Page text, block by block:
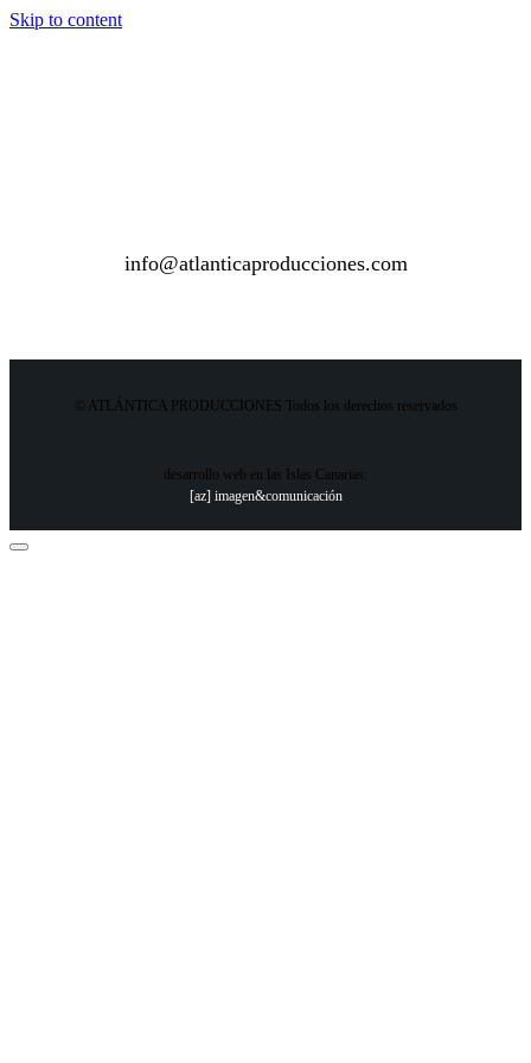
Skip to content
info@atlanticaproducciones.com
© ATLÁNTICA PRODUCCIONES Todos los derechos reservados
desarrollo web en las Islas Canarias:
[az] imagen&comunicación